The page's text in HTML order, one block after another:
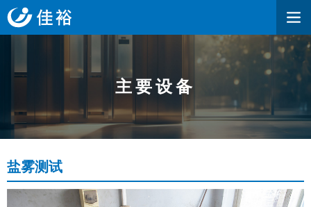
主要设备
盐雾测试